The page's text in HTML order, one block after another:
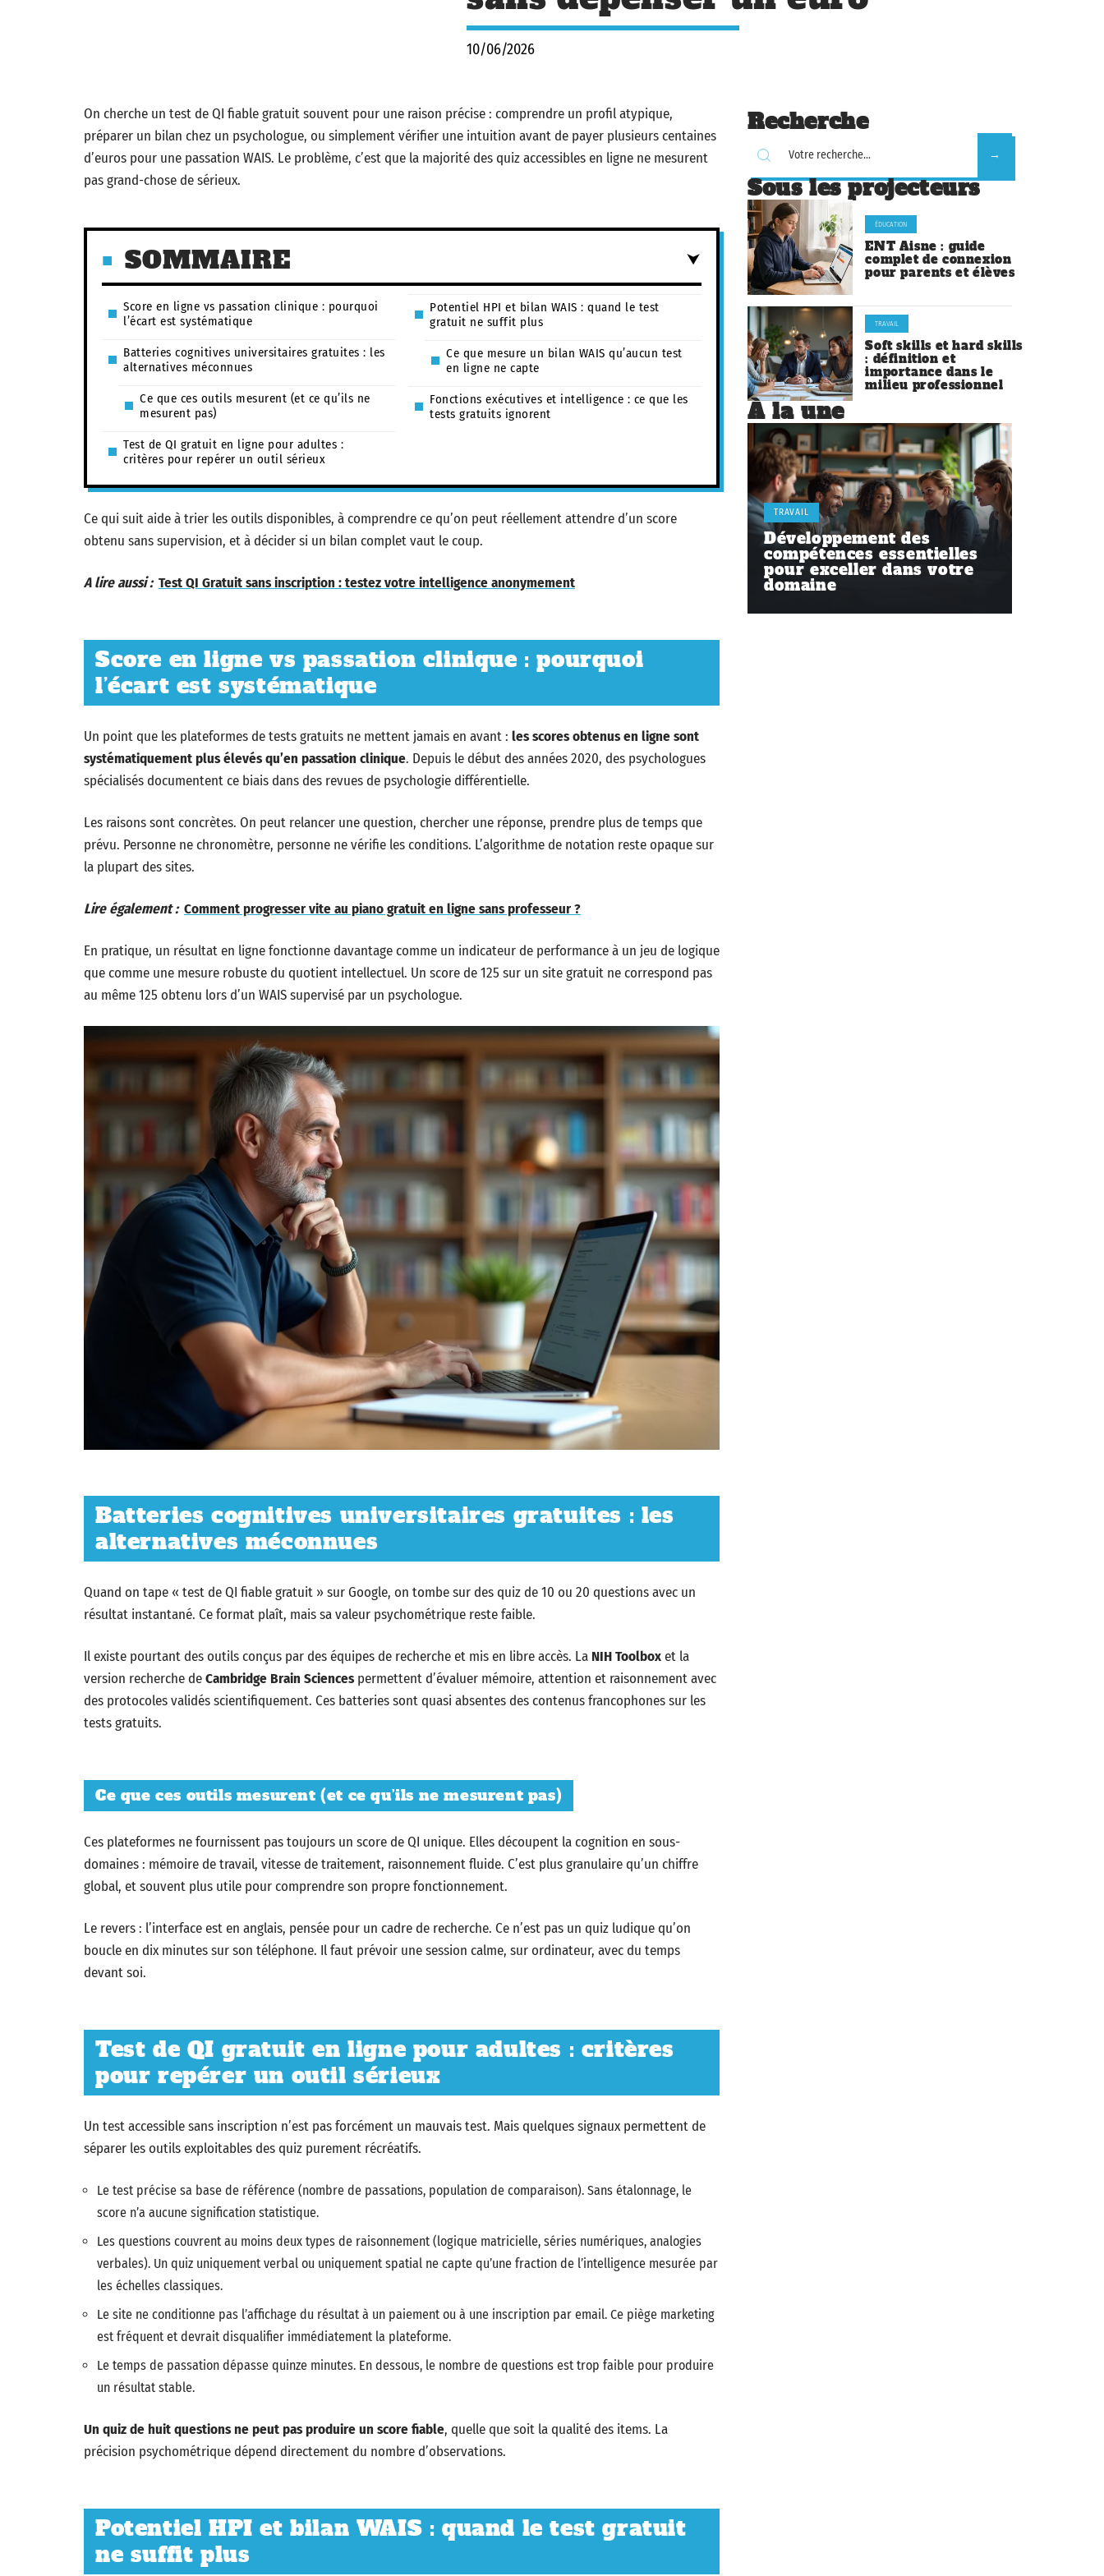
10/06/2026
On cherche un test de QI fiable gratuit souvent pour une raison précise : comprendre un profil atypique,
préparer un bilan chez un psychologue, ou simplement vérifier une intuition avant de payer plusieurs centaines
d’euros pour une passation WAIS. Le problème, c’est que la majorité des quiz accessibles en ligne ne mesurent
pas grand-chose de sérieux.
SOMMAIRE
Score en ligne vs passation clinique : pourquoi
l’écart est systématique
Batteries cognitives universitaires gratuites : les
alternatives méconnues
Ce que ces outils mesurent (et ce qu’ils ne
mesurent pas)
Test de QI gratuit en ligne pour adultes :
critères pour repérer un outil sérieux
Potentiel HPI et bilan WAIS : quand le test
gratuit ne suffit plus
Ce que mesure un bilan WAIS qu’aucun test
en ligne ne capte
Fonctions exécutives et intelligence : ce que les
tests gratuits ignorent
Ce qui suit aide à trier les outils disponibles, à comprendre ce qu’on peut réellement attendre d’un score
obtenu sans supervision, et à décider si un bilan complet vaut le coup.
A lire aussi : Test QI Gratuit sans inscription : testez votre intelligence anonymement
Score en ligne vs passation clinique : pourquoi
l’écart est systématique
Un point que les plateformes de tests gratuits ne mettent jamais en avant : les scores obtenus en ligne sont
systématiquement plus élevés qu’en passation clinique. Depuis le début des années 2020, des psychologues
spécialisés documentent ce biais dans des revues de psychologie différentielle.
Les raisons sont concrètes. On peut relancer une question, chercher une réponse, prendre plus de temps que
prévu. Personne ne chronomètre, personne ne vérifie les conditions. L’algorithme de notation reste opaque sur
la plupart des sites.
Lire également : Comment progresser vite au piano gratuit en ligne sans professeur ?
En pratique, un résultat en ligne fonctionne davantage comme un indicateur de performance à un jeu de logique
que comme une mesure robuste du quotient intellectuel. Un score de 125 sur un site gratuit ne correspond pas
au même 125 obtenu lors d’un WAIS supervisé par un psychologue.
Batteries cognitives universitaires gratuites : les
alternatives méconnues
Quand on tape « test de QI fiable gratuit » sur Google, on tombe sur des quiz de 10 ou 20 questions avec un
résultat instantané. Ce format plaît, mais sa valeur psychométrique reste faible.
Il existe pourtant des outils conçus par des équipes de recherche et mis en libre accès. La NIH Toolboxet la
version recherche deCambridge Brain Sciencespermettent d’évaluer mémoire, attention et raisonnement avec
des protocoles validés scientifiquement. Ces batteries sont quasi absentes des contenus francophones sur les
tests gratuits.
Ce que ces outils mesurent (et ce qu’ils ne mesurent pas)
Ces plateformes ne fournissent pas toujours un score de QI unique. Elles découpent la cognition en sous-
domaines : mémoire de travail, vitesse de traitement, raisonnement fluide. C’est plus granulaire qu’un chiffre
global, et souvent plus utile pour comprendre son propre fonctionnement.
Le revers : l’interface est en anglais, pensée pour un cadre de recherche. Ce n’est pas un quiz ludique qu’on
boucle en dix minutes sur son téléphone. Il faut prévoir une session calme, sur ordinateur, avec du temps
devant soi.
Test de QI gratuit en ligne pour adultes : critères
pour repérer un outil sérieux
Un test accessible sans inscription n’est pas forcément un mauvais test. Mais quelques signaux permettent de
séparer les outils exploitables des quiz purement récréatifs.
Le test précise sa base de référence (nombre de passations, population de comparaison). Sans étalonnage, le
score n’a aucune signification statistique.
Les questions couvrent au moins deux types de raisonnement (logique matricielle, séries numériques, analogies
verbales). Un quiz uniquement verbal ou uniquement spatial ne capte qu’une fraction de l’intelligence mesurée par
les échelles classiques.
Le site ne conditionne pas l’affichage du résultat à un paiement ou à une inscription par email. Ce piège marketing
est fréquent et devrait disqualifier immédiatement la plateforme.
Le temps de passation dépasse quinze minutes. En dessous, le nombre de questions est trop faible pour produire
un résultat stable.
Un quiz de huit questions ne peut pas produire un score fiable, quelle que soit la qualité des items. La
précision psychométrique dépend directement du nombre d’observations.
Potentiel HPI et bilan WAIS : quand le test gratuit
ne suffit plus
Recherche
Sous les projecteurs
ÉDUCATION
ENT Aisne : guide
complet de connexion
pour parents et élèves
TRAVAIL
Soft skills et hard skills
: définition et
importance dans le
milieu professionnel
À la une
TRAVAIL
Développement des
compétences essentielles
pour exceller dans votre
domaine